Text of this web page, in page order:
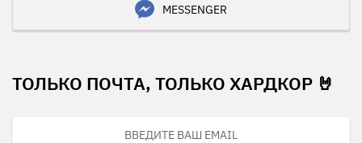
MESSENGER
ТОЛЬКО ПОЧТА, ТОЛЬКО ХАРДКОР 🤘